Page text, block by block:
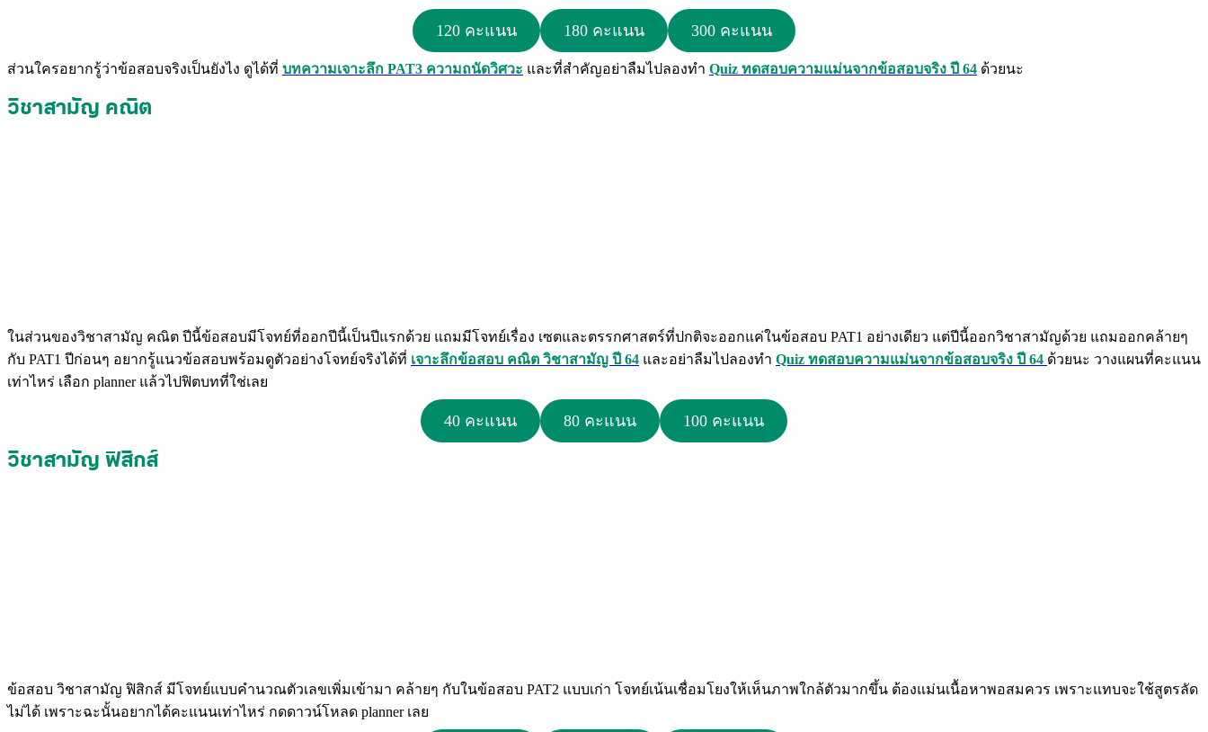
120 คะแนน 180 คะแนน 300 คะแนน
ส่วนใครอยากรู้ว่าข้อสอบจริงเป็นยังไง ดูได้ที่ บทความเจาะลึก PAT3 ความถนัดวิศวะ และที่สำคัญอย่าลืมไปลองทำ Quiz ทดสอบความแม่นจากข้อสอบจริง ปี 64 ด้วยนะ
วิชาสามัญ คณิต
ในส่วนของวิชาสามัญ คณิต ปีนี้ข้อสอบมีโจทย์ที่ออกปีนี้เป็นปีแรกด้วย แถมมีโจทย์เรื่อง เซตและตรรกศาสตร์ที่ปกติจะออกแค่ในข้อสอบ PAT1 อย่างเดียว แต่ปีนี้ออกวิชาสามัญด้วย แถมออกคล้ายๆ
กับ PAT1 ปีก่อนๆ อยากรู้แนวข้อสอบพร้อมดูตัวอย่างโจทย์จริงได้ที่ เจาะลึกข้อสอบ คณิต วิชาสามัญ ปี 64 และอย่าลืมไปลองทำ Quiz ทดสอบความแม่นจากข้อสอบจริง ปี 64 ด้วยนะ วางแผนที่คะแนน
เท่าไหร่ เลือก planner แล้วไปฟิตบทที่ใช่เลย
40 คะแนน 80 คะแนน 100 คะแนน
วิชาสามัญ ฟิสิกส์
ข้อสอบ วิชาสามัญ ฟิสิกส์ มีโจทย์แบบคำนวณตัวเลขเพิ่มเข้ามา คล้ายๆ กับในข้อสอบ PAT2 แบบเก่า โจทย์เน้นเชื่อมโยงให้เห็นภาพใกล้ตัวมากขึ้น ต้องแม่นเนื้อหาพอสมควร เพราะแทบจะใช้สูตรลัด
ไม่ได้ เพราะฉะนั้นอยากได้คะแนนเท่าไหร่ กดดาวน์โหลด planner เลย